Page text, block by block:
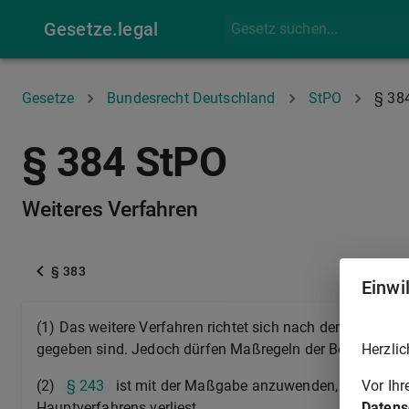
Gesetze.legal
Gesetze Bundesrecht Deutschland StPO §
§ 384 StPO
Weiteres Verfahren
§ 383
(1) Das weitere Verfahren richtet sich nach den
gegeben sind. Jedoch dürfen Maßregeln der Besserung
(2) § 243
ist mit der Maßgabe anzuwenden, daß der
Vor